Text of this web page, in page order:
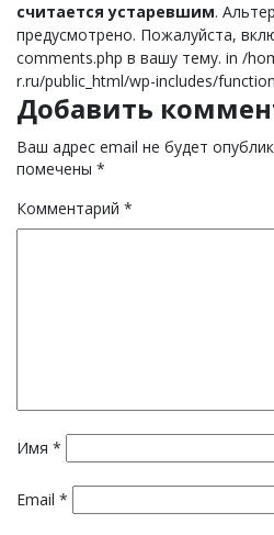
считается устаревшим.
предусмотрено. Пожалуйста,
comments.php в вашу тему. in /
r.ru/public_html/wp-includes/
Добавить
Ваш адрес email не будет
помечены *
Комментарий *
Имя *
Email *